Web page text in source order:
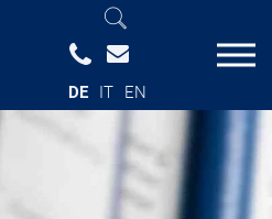
DE IT EN